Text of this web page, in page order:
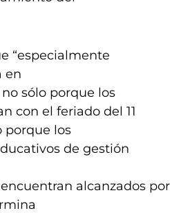
“especialmente
en
sólo porque los
con el feriado del 11
porque los
de gestión
alcanzados por